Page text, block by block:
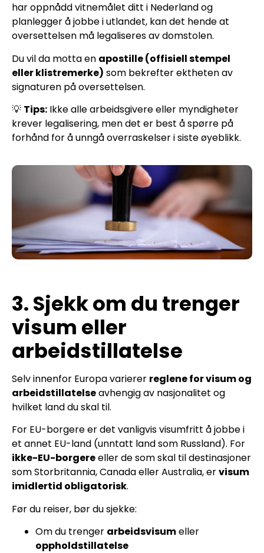
har oppnådd vitnemålet ditt i Nederland og
planlegger å jobbe i utlandet, kan det hende at
oversettelsen må legaliseres av domstolen.
Du vil da motta en apostille (offisiell stempel
eller klistremerke) som bekrefter ektheten av
signaturen på oversettelsen.
💡 Tips: Ikke alle arbeidsgivere eller myndigheter
krever legalisering, men det er best å spørre på
forhånd for å unngå overraskelser i siste øyeblikk.
3. Sjekk om du trenger
visum eller
arbeidstillatelse
Selv innenfor Europa varierer reglene for visum og
arbeidstillatelseavhengig av nasjonalitet og
hvilket land du skal til.
For EU-borgere er det vanligvis visumfritt å jobbe i
et annet EU-land (unntatt land som Russland). For
ikke-EU-borgereeller de som skal til destinasjoner
som Storbritannia, Canada eller Australia, ervisum
imidlertid obligatorisk.
Før du reiser, bør du sjekke:
Om du trenger arbeidsvisumeller
oppholdstillatelse